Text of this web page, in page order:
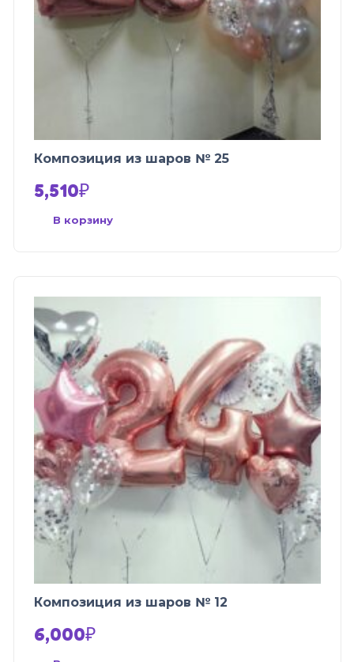
Композиция из шаров № 25
5,510₽
В корзину
Композиция из шаров № 12
6,000₽